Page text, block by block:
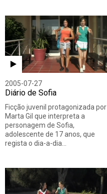
2005-07-27
Diário de Sofia
Ficção juvenil protagonizada por
Marta Gil que interpreta a
personagem de Sofia,
adolescente de 17 anos, que
regista o dia-a-dia…